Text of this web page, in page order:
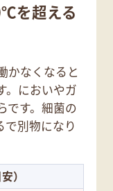
を超える
かなくなると
。においやガ
です。細菌の
で別物になり
）